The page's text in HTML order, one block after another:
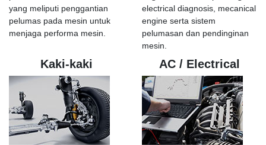
yang meliputi penggantian
pelumas pada mesin untuk
menjaga performa mesin.
electrical diagnosis, mecanical
engine serta sistem
pelumasan dan pendinginan
mesin.
Kaki-kaki AC / Electrical